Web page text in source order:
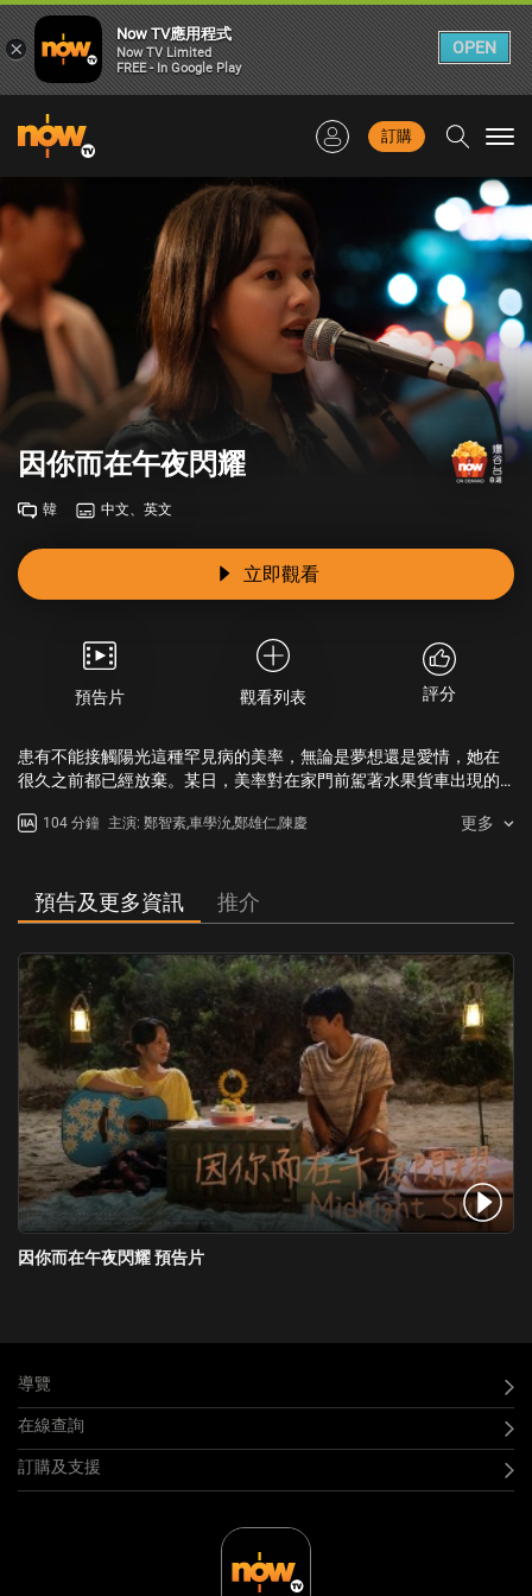
訂購
因你而在午夜閃耀
韓 中文、英文
立即觀看
預告片 觀看列表 評分
患有不能接觸陽光這種罕見病的美率，無論是夢想還是愛情，她在
很久之前都已經放棄。某日，美率對在家門前駕著水果貨車出現的
太陽下山的時間。每晚都出來努力賣水果的敏俊，也被只在晚上出
享著夢想與愛情的滋味，美率與敏俊互相為對方打氣，同時美率正
式挑戰唱作歌手的活動，而敏俊亦朝著演員的方向發展……
104 分鐘 主演: 鄭智素,車學沇,鄭雄仁,陳慶 更多
預告及更多資訊 推介
因你而在午夜閃耀 預告片
導覽
在線查詢
訂購及支援
×
Now TV應用程式
Now TV Limited
FREE - In Google Play
OPEN